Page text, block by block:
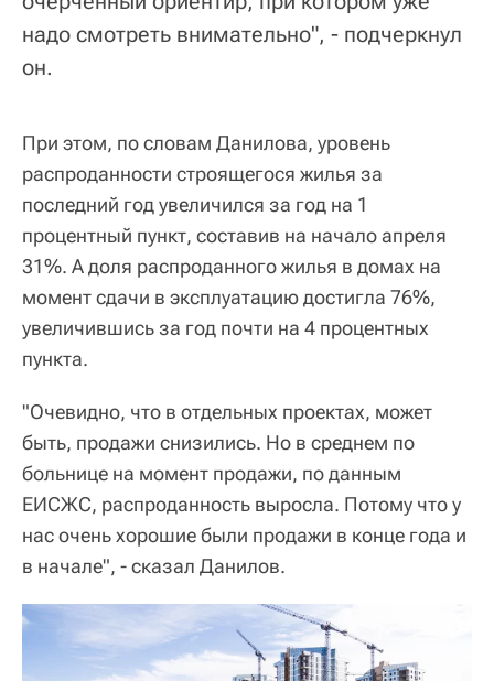
надо смотреть внимательно", - подчеркнул
он.
При этом, по словам Данилова, уровень
распроданности строящегося жилья за
последний год увеличился за год на 1
процентный пункт, составив на начало апреля
31%. А доля распроданного жилья в домах на
момент сдачи в эксплуатацию достигла 76%,
увеличившись за год почти на 4 процентных
пункта.
"Очевидно, что в отдельных проектах, может
быть, продажи снизились. Но в среднем по
больнице на момент продажи, по данным
ЕИСЖС, распроданность выросла. Потому что у
нас очень хорошие были продажи в конце года и
в начале", - сказал Данилов.